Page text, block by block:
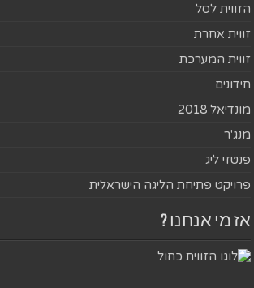
הזווית לסל
זווית אחרת
זווית המערכת
חידונים
מונדיאל 2018
מנג'ר
פנטזי ליג
פרויקט פתיחת הליגה הישראלית
אז מי אנחנו ?